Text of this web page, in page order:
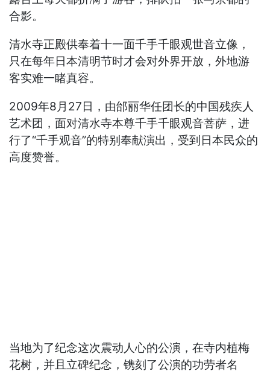
合影。
清水寺正殿供奉着十一面千手千眼观世音立像，
只在每年日本清明节时才会对外界开放，外地游
客实难一睹真容。
2009年8月27日，由邰丽华任团长的中国残疾人
艺术团，面对清水寺本尊千手千眼观音菩萨，进
行了“千手观音”的特别奉献演出，受到日本民众的
高度赞誉。
当地为了纪念这次震动人心的公演，在寺内植梅
花树，并且立碑纪念，镌刻了公演的功劳者名